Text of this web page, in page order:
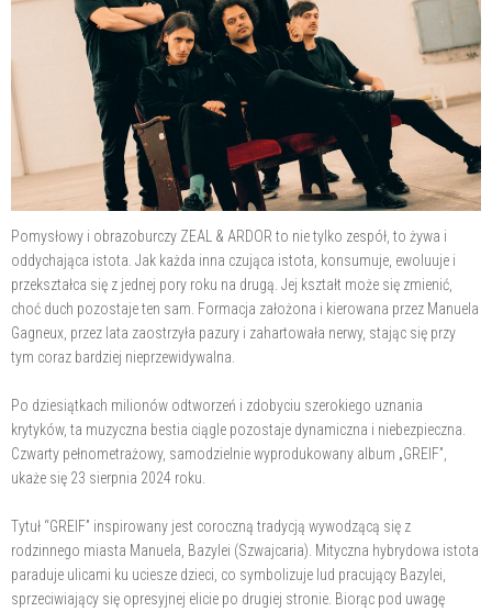
Pomysłowy i obrazoburczy ZEAL & ARDOR to nie tylko zespół, to żywa i
oddychająca istota. Jak każda inna czująca istota, konsumuje, ewoluuje i
przekształca się z jednej pory roku na drugą. Jej kształt może się zmienić,
choć duch pozostaje ten sam. Formacja założona i kierowana przez Manuela
Gagneux, przez lata zaostrzyła pazury i zahartowała nerwy, stając się przy
tym coraz bardziej nieprzewidywalna.
Po dziesiątkach milionów odtworzeń i zdobyciu szerokiego uznania
krytyków, ta muzyczna bestia ciągle pozostaje dynamiczna i niebezpieczna.
Czwarty pełnometrażowy, samodzielnie wyprodukowany album „GREIF”,
ukaże się 23 sierpnia 2024 roku.
Tytuł “GREIF” inspirowany jest coroczną tradycją wywodzącą się z
rodzinnego miasta Manuela, Bazylei (Szwajcaria). Mityczna hybrydowa istota
paraduje ulicami ku uciesze dzieci, co symbolizuje lud pracujący Bazylei,
sprzeciwiający się opresyjnej elicie po drugiej stronie. Biorąc pod uwagę